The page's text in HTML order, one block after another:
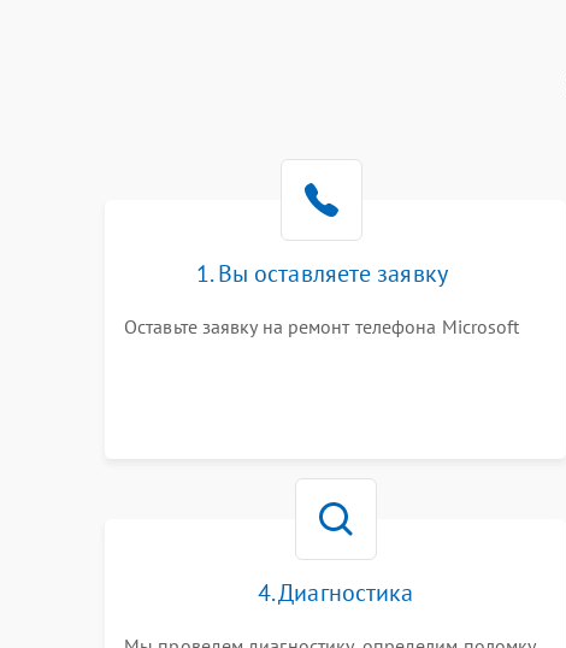
1. Вы оставляете заявку
Оставьте заявку на ремонт телефона Microsoft
4. Диагностика